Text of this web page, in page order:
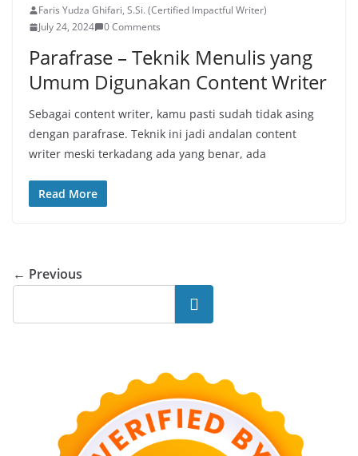
Faris Yudza Ghifari, S.Si. (Certified Impactful Writer)
July 24, 2024
0 Comments
Parafrase – Teknik Menulis yang
Umum Digunakan Content Writer
Sebagai content writer, kamu pasti sudah tidak asing
dengan parafrase. Teknik ini jadi andalan content
writer meski terkadang ada yang benar, ada
Read More
← Previous
Search